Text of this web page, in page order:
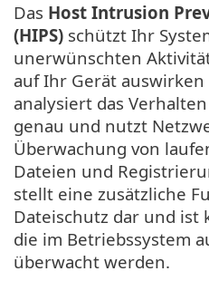
Das Host Intrusion
(HIPS) schützt Ihr
unerwünschten
auf Ihr Gerät auswirken
analysiert das
genau und nutzt
Überwachung von
Dateien und
stellt eine zusätzliche
Dateischutz dar und ist
die im Betriebssystem
überwacht werden.